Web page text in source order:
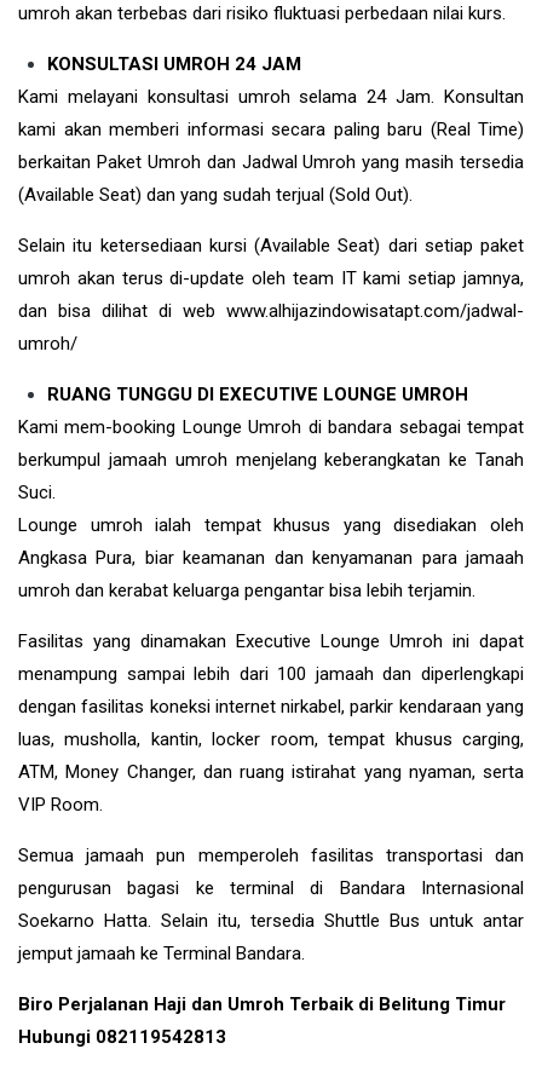
umroh akan terbebas dari risiko fluktuasi perbedaan nilai kurs.
KONSULTASI UMROH 24 JAM
Kami melayani konsultasi umroh selama 24 Jam. Konsultan
kami akan memberi informasi secara paling baru (Real Time)
berkaitan Paket Umroh dan Jadwal Umroh yang masih tersedia
(Available Seat) dan yang sudah terjual (Sold Out).
Selain itu ketersediaan kursi (Available Seat) dari setiap paket
umroh akan terus di-update oleh team IT kami setiap jamnya,
dan bisa dilihat di web www.alhijazindowisatapt.com/jadwal-
umroh/
RUANG TUNGGU DI EXECUTIVE LOUNGE UMROH
Kami mem-booking Lounge Umroh di bandara sebagai tempat
berkumpul jamaah umroh menjelang keberangkatan ke Tanah
Suci.
Lounge umroh ialah tempat khusus yang disediakan oleh
Angkasa Pura, biar keamanan dan kenyamanan para jamaah
umroh dan kerabat keluarga pengantar bisa lebih terjamin.
Fasilitas yang dinamakan Executive Lounge Umroh ini dapat
menampung sampai lebih dari 100 jamaah dan diperlengkapi
dengan fasilitas koneksi internet nirkabel, parkir kendaraan yang
luas, musholla, kantin, locker room, tempat khusus carging,
ATM, Money Changer, dan ruang istirahat yang nyaman, serta
VIP Room.
Semua jamaah pun memperoleh fasilitas transportasi dan
pengurusan bagasi ke terminal di Bandara Internasional
Soekarno Hatta. Selain itu, tersedia Shuttle Bus untuk antar
jemput jamaah ke Terminal Bandara.
Biro Perjalanan Haji dan Umroh Terbaik di Belitung Timur
Hubungi 082119542813